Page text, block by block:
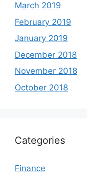
March 2019
February 2019
January 2019
December 2018
November 2018
October 2018
Categories
Finance